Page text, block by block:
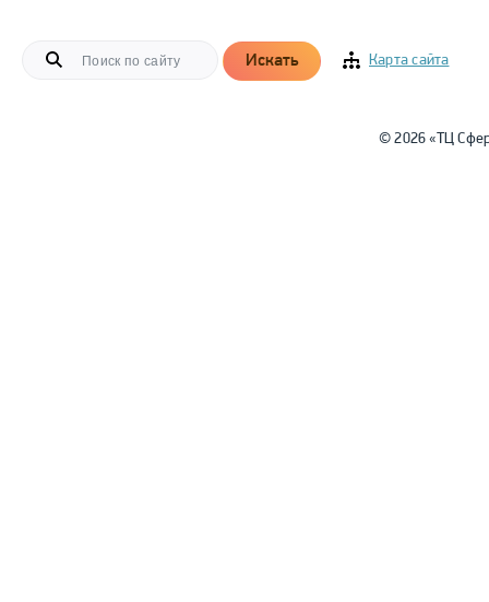
Искать Карта сайта
© 2026 «ТЦ